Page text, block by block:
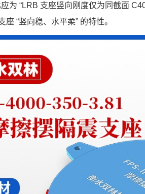
为 “LRB 支座竖向刚度仅为同截面
座 “竖向稳、水平柔” 的特性。